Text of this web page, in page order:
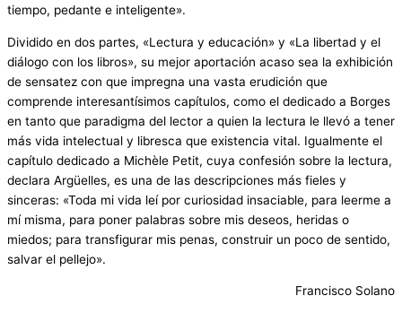
tiempo, pedante e inteligente».
Dividido en dos partes, «Lectura y educación» y «La libertad y el
diálogo con los libros», su mejor aportación acaso sea la exhibición
de sensatez con que impregna una vasta erudición que
comprende interesantísimos capítulos, como el dedicado a Borges
en tanto que paradigma del lector a quien la lectura le llevó a tener
más vida intelectual y libresca que existencia vital. Igualmente el
capítulo dedicado a Michèle Petit, cuya confesión sobre la lectura,
declara Argüelles, es una de las descripciones más fieles y
sinceras: «Toda mi vida leí por curiosidad insaciable, para leerme a
mí misma, para poner palabras sobre mis deseos, heridas o
miedos; para transfigurar mis penas, construir un poco de sentido,
salvar el pellejo».
Francisco Solano